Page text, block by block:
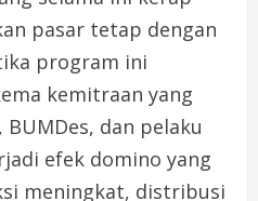
pasar tetap dengan
program ini
kemitraan yang
dan pelaku
efek domino yang
meningkat, distribusi